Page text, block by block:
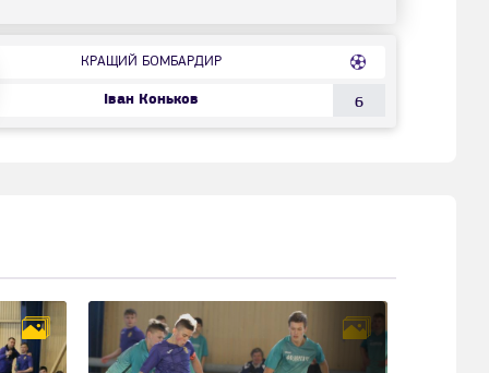
КРАЩИЙ БОМБАРДИР
Іван Коньков 6